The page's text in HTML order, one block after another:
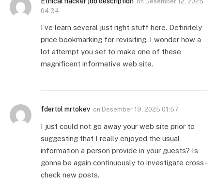
04:34
I’ve learn several just right stuff here. Definitely
price bookmarking for revisiting. I wonder how a
lot attempt you set to make one of these
magnificent informative web site.
fdertol mrtokev on Desember 19, 2025 01:57
I just could not go away your web site prior to
suggesting that I really enjoyed the usual
information a person provide in your guests? Is
gonna be again continuously to investigate cross-
check new posts.